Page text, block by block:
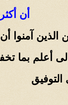
أن
الذين
أعلم بما